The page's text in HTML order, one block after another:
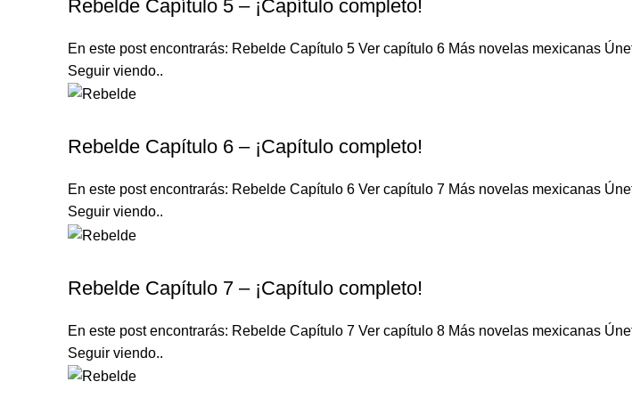
Rebelde Capítulo 5 – ¡Capítulo completo!
En este post encontrarás: Rebelde Capítulo 5 Ver capítulo 6 Más novelas mexicanas
Seguir viendo..
Rebelde Capítulo 6 – ¡Capítulo completo!
En este post encontrarás: Rebelde Capítulo 6 Ver capítulo 7 Más novelas mexicanas
Seguir viendo..
Rebelde Capítulo 7 – ¡Capítulo completo!
En este post encontrarás: Rebelde Capítulo 7 Ver capítulo 8 Más novelas mexicanas
Seguir viendo..